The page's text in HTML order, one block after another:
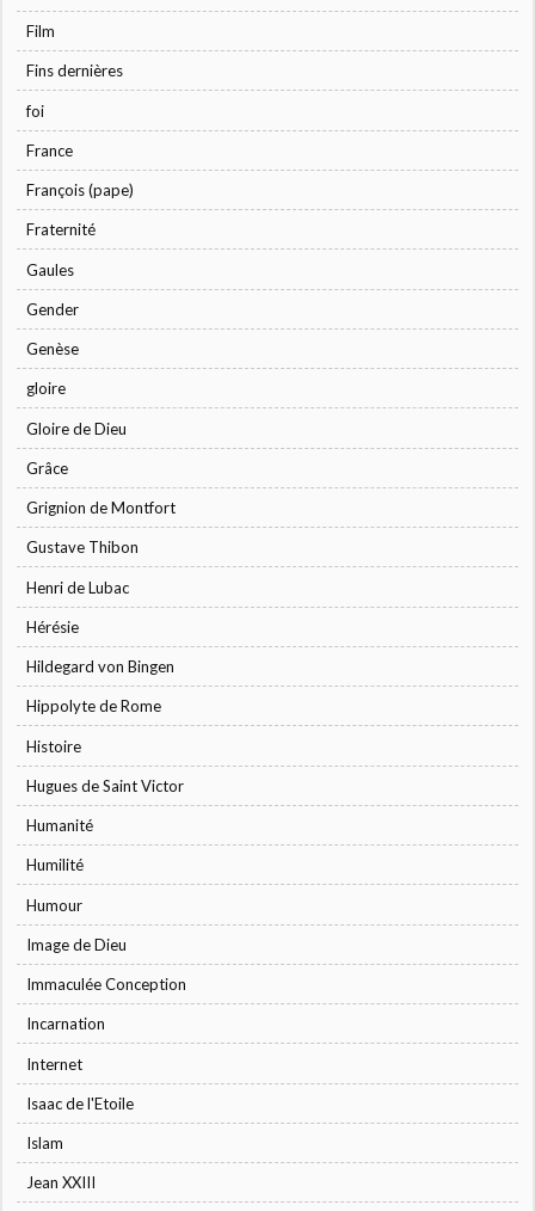
Film
Fins dernières
foi
France
François (pape)
Fraternité
Gaules
Gender
Genèse
gloire
Gloire de Dieu
Grâce
Grignion de Montfort
Gustave Thibon
Henri de Lubac
Hérésie
Hildegard von Bingen
Hippolyte de Rome
Histoire
Hugues de Saint Victor
Humanité
Humilité
Humour
Image de Dieu
Immaculée Conception
Incarnation
Internet
Isaac de l'Etoile
Islam
Jean XXIII